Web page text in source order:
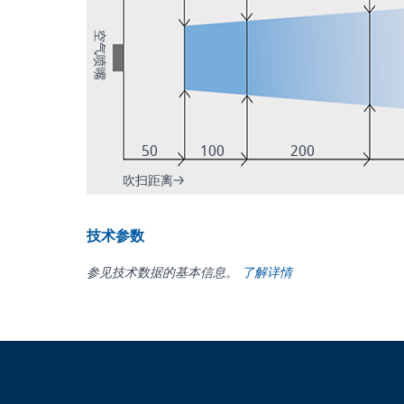
空气喷嘴
吹扫距离
50 100 200
技术参数
参见技术数据的基本信息。 了解详情